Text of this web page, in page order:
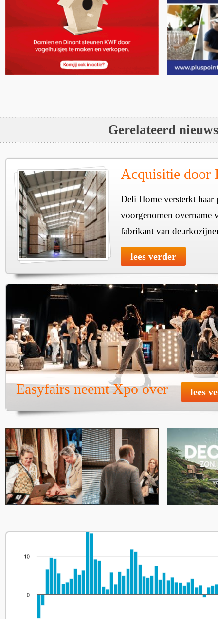
Gerelateerd nieuws
Acquisitie door
Deli Home versterkt haar
voorgenomen overname
fabrikant van
lees verder
Easyfairs neemt Xpo over lees